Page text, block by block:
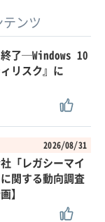
ンツ
了─Windows 10
リスク』に
2026/08/31
「レガシーマイ
関する動向調査
】